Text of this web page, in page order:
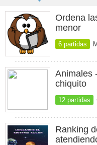
Ordena
menor
6 partidas
Animales
chiquito
12 partidas
Ranking